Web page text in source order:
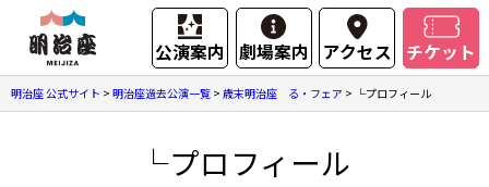
公演案内 劇場案内 アクセス チケット
明治座 公式サイト > 明治座過去公演一覧 > 歳末明治座 る・フェア > └プロフィール
└プロフィール